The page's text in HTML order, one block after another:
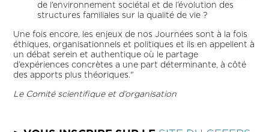
de l’environnement sociétal et de l’évolution des
structures familiales sur la qualité de vie ?
Une fois encore, les enjeux de nos Journées sont à la fois
éthiques, organisationnels et politiques et ils en appellent à
un débat serein et authentique où le partage
d’expériences concrètes a une part déterminante, à côté
des apports plus théoriques."
Le Comité scientifique et d’organisation